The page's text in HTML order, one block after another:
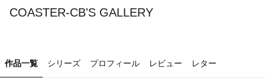
COASTER-CB'S GALLERY
作品一覧 シリーズ プロフィール レビュー レター